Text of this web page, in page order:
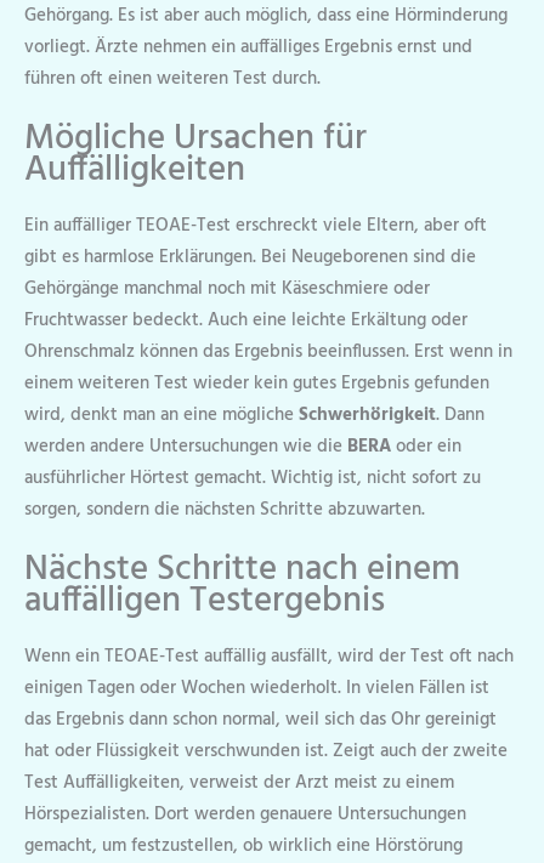
Gehörgang. Es ist aber auch möglich, dass eine Hörminderung
vorliegt. Ärzte nehmen ein auffälliges Ergebnis ernst und
führen oft einen weiteren Test durch.
Mögliche Ursachen für
Auffälligkeiten
Ein auffälliger TEOAE-Test erschreckt viele Eltern, aber oft
gibt es harmlose Erklärungen. Bei Neugeborenen sind die
Gehörgänge manchmal noch mit Käseschmiere oder
Fruchtwasser bedeckt. Auch eine leichte Erkältung oder
Ohrenschmalz können das Ergebnis beeinflussen. Erst wenn in
einem weiteren Test wieder kein gutes Ergebnis gefunden
wird, denkt man an eine mögliche Schwerhörigkeit. Dann
werden andere Untersuchungen wie die BERAoder ein
ausführlicher Hörtest gemacht. Wichtig ist, nicht sofort zu
sorgen, sondern die nächsten Schritte abzuwarten.
Nächste Schritte nach einem
auffälligen Testergebnis
Wenn ein TEOAE-Test auffällig ausfällt, wird der Test oft nach
einigen Tagen oder Wochen wiederholt. In vielen Fällen ist
das Ergebnis dann schon normal, weil sich das Ohr gereinigt
hat oder Flüssigkeit verschwunden ist. Zeigt auch der zweite
Test Auffälligkeiten, verweist der Arzt meist zu einem
Hörspezialisten. Dort werden genauere Untersuchungen
gemacht, um festzustellen, ob wirklich eine Hörstörung